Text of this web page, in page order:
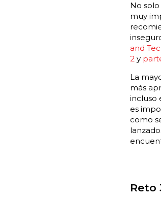
No
muy
and
2y
La
más
incluso
es
como
Reto